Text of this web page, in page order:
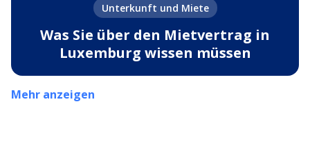
Unterkunft und Miete
Was Sie über den Mietvertrag in
Luxemburg wissen müssen
Mehr anzeigen